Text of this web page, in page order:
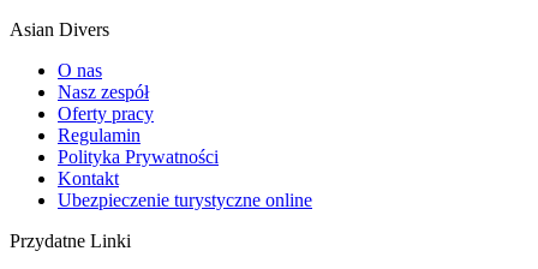
Asian Divers
O nas
Nasz zespół
Oferty pracy
Regulamin
Polityka Prywatności
Kontakt
Ubezpieczenie turystyczne online
Przydatne Linki